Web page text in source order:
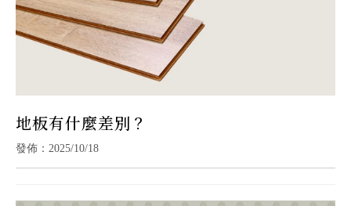
地板有什麼差別？
發佈：2025/10/18